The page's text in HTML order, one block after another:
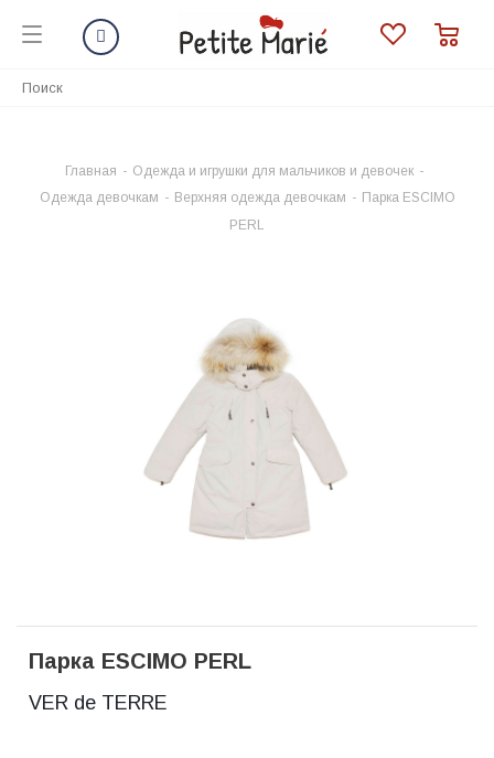
Главная - Одежда и игрушки для мальчиков и девочек -
Одежда девочкам - Верхняя одежда девочкам - Парка ESCIMO
PERL
Парка ESCIMO PERL
VER de TERRE